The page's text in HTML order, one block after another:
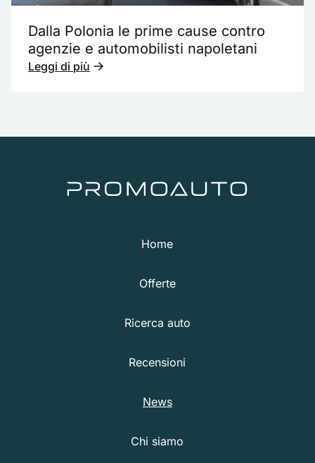
Dalla Polonia le prime cause contro
agenzie e automobilisti napoletani
Leggi di più
Home
Offerte
Ricerca auto
Recensioni
News
Chi siamo